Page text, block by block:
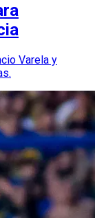
Varela y